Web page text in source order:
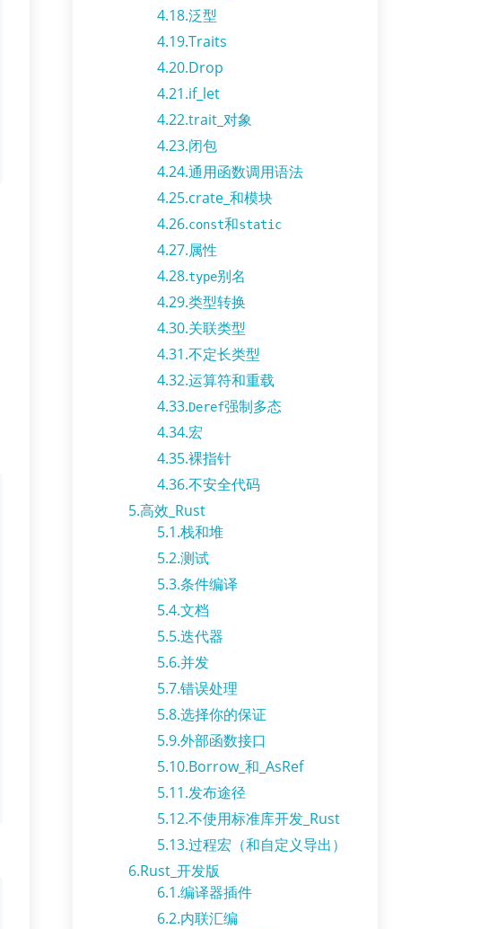
4.18.泛型
4.19.Traits
4.20.Drop
4.21.if_let
4.22.trait_对象
4.23.闭包
4.24.通用函数调用语法
4.25.crate_和模块
4.26.const和static
4.27.属性
4.28.type别名
4.29.类型转换
4.30.关联类型
4.31.不定长类型
4.32.运算符和重载
4.33.Deref强制多态
4.34.宏
4.35.裸指针
4.36.不安全代码
5.高效_Rust
5.1.栈和堆
5.2.测试
5.3.条件编译
5.4.文档
5.5.迭代器
5.6.并发
5.7.错误处理
5.8.选择你的保证
5.9.外部函数接口
5.10.Borrow_和_AsRef
5.11.发布途径
5.12.不使用标准库开发_Rust
5.13.过程宏（和自定义导出）
6.Rust_开发版
6.1.编译器插件
6.2.内联汇编